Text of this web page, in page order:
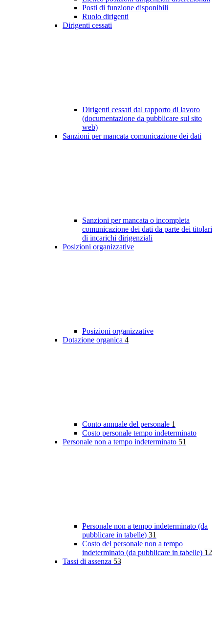
Posti di funzione disponibili
Ruolo dirigenti
Dirigenti cessati
Dirigenti cessati dal rapporto di lavoro
(documentazione da pubblicare sul sito
web)
Sanzioni per mancata comunicazione dei dati
Sanzioni per mancata o incompleta
comunicazione dei dati da parte dei titolari
di incarichi dirigenziali
Posizioni organizzative
Posizioni organizzative
Dotazione organica 4
Conto annuale del personale 1
Costo personale tempo indeterminato
Personale non a tempo indeterminato 51
Personale non a tempo indeterminato (da
pubblicare in tabelle) 31
Costo del personale non a tempo
indeterminato (da pubblicare in tabelle) 12
Tassi di assenza 53